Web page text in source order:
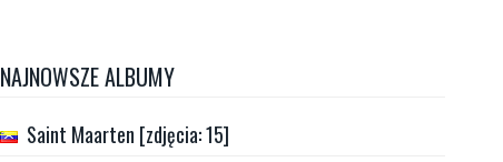
NAJNOWSZE ALBUMY
Saint Maarten [zdjęcia: 15]